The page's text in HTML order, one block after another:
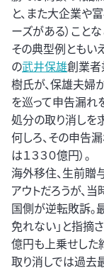
と、また大企業や
ーズがある）こと
その典型例ともい
の武井保雄創業者
樹氏が、保雄夫婦
を巡って申告漏れ
処分の取り消しを
何しろ、その申告
は１３３０億円）。
海外移住、生前贈
アウトだろうが、
国側が逆転敗訴。
免れない」と指摘
億円も上乗せした
取り消しでは過去